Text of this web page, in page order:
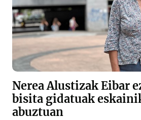
Nerea Alustizak Eibar
bisita gidatuak
abuztuan